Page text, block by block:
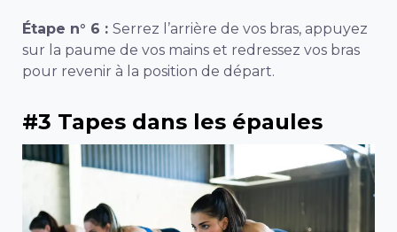
Étape n° 6 : Serrez l’arrière de vos bras, appuyez
sur la paume de vos mains et redressez vos bras
pour revenir à la position de départ.
#3 Tapes dans les épaules